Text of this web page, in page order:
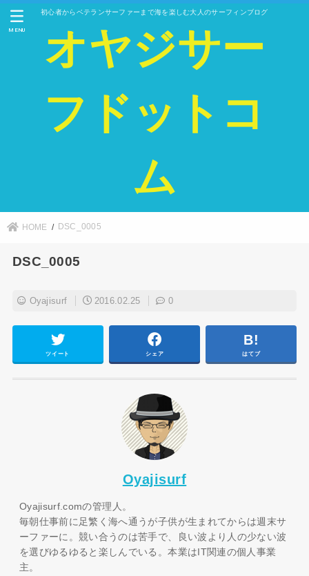
初心者からベテランサーファーまで海を楽しむ大人のサーフィンブログ
オヤジサー
フドットコ
ム
MENU
HOME DSC_0005
DSC_0005
Oyajisurf 2016.02.25 0
ツイート シェア はてブ
Oyajisurf
Oyajisurf.comの管理人。
毎朝仕事前に足繁く海へ通うが子供が生まれてからは週末サ
ーファーに。競い合うのは苦手で、良い波より人の少ない波
を選びゆるゆると楽しんでいる。本業はIT関連の個人事業
主。